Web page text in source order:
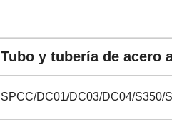
Tubo y tubería de acero
SPCC/DC01/DC03/DC04/S350/